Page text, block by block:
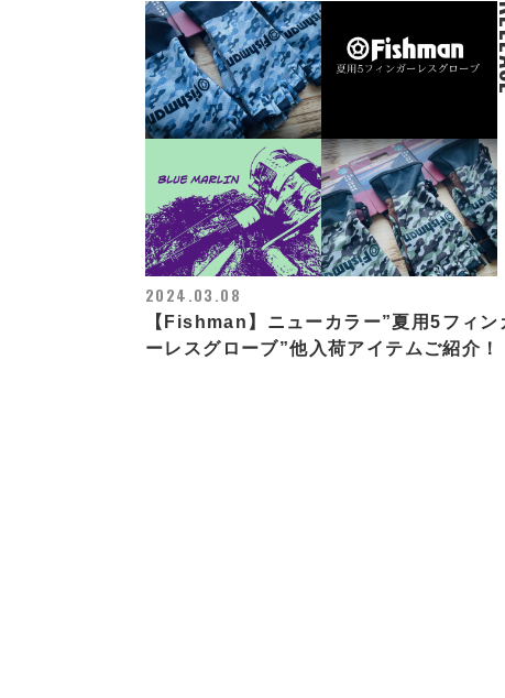
2024.03.08
【Fishman】ニューカラー”夏用5フィン
ーレスグローブ”他入荷アイテムご紹介！